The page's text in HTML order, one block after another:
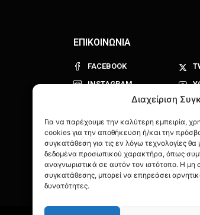
Διαχείριση
Για να παρέχουμε την καλύτερη εμπειρία,
cookies για την αποθήκευση ή/και την
συγκατάθεση για τις εν λόγω τεχνολογίες
δεδομένα προσωπικού χαρακτήρα, όπως
αναγνωριστικά σε αυτόν τον ιστότοπο. Η
συγκατάθεσης, μπορεί να επηρεάσει
δυνατότητες.
ΕΠΙΚΟΙΝΩΝΙΑ
FACEBOOK
INSTAGRAM